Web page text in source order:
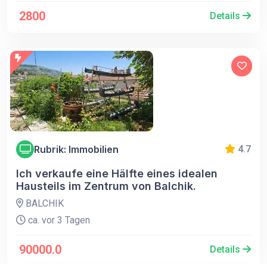
2800 Details
Rubrik: Immobilien 4.7
Ich verkaufe eine Hälfte eines idealen
Hausteils im Zentrum von Balchik.
BALCHIK
ca. vor 3 Tagen
90000.0 Details